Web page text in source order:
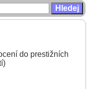
do prestižních